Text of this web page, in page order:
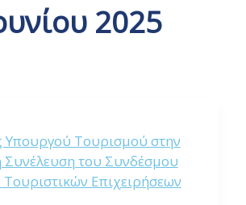
2025
Υπουργού Τουρισμού στην
Συνέλευση του Συνδέσμου
Τουριστικών Επιχειρήσεων